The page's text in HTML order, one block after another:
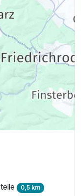
0,5 km